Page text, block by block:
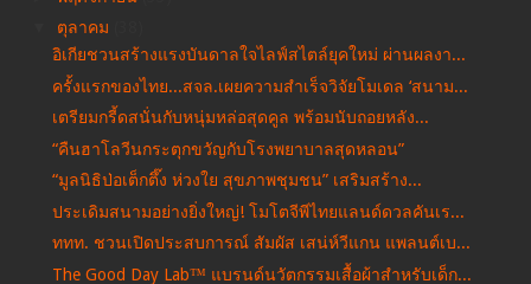
ตุลาคม
อิเกียชวนสร้างแรงบันดาลใจไลฟ์สไตล์ยุคใหม่ ผ่านผลงา...
ครั้งแรกของไทย...สจล.เผยความสำเร็จวิจัยโมเดล ‘สนาม...
เตรียมกรี้ดสนั่นกับหนุ่มหล่อสุดคูล พร้อมนับถอยหลัง...
“คืนฮาโลวีนกระตุกขวัญกับโรงพยาบาลสุดหลอน”
“มูลนิธิป่อเต็กตึ๊ง ห่วงใย สุขภาพชุมชน” เสริมสร้าง...
ประเดิมสนามอย่างยิ่งใหญ่! โมโตจีพีไทยแลนด์ดวลคันเร...
ททท. ชวนเปิดประสบการณ์ สัมผัส เสน่ห์วีแกน แพลนต์เบ...
The Good Day Lab™ แบรนด์นวัตกรรมเสื้อผ้าสำหรับเด็ก...